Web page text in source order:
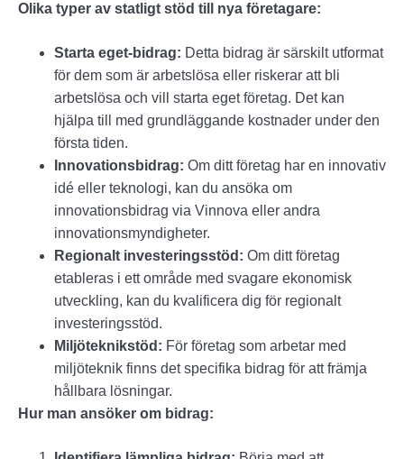
Olika typer av statligt stöd till nya företagare:
Starta eget-bidrag: Detta bidrag är särskilt utformat
för dem som är arbetslösa eller riskerar att bli
arbetslösa och vill starta eget företag. Det kan
hjälpa till med grundläggande kostnader under den
första tiden.
Innovationsbidrag: Om ditt företag har en innovativ
idé eller teknologi, kan du ansöka om
innovationsbidrag via Vinnova eller andra
innovationsmyndigheter.
Regionalt investeringsstöd: Om ditt företag
etableras i ett område med svagare ekonomisk
utveckling, kan du kvalificera dig för regionalt
investeringsstöd.
Miljöteknikstöd: För företag som arbetar med
miljöteknik finns det specifika bidrag för att främja
hållbara lösningar.
Hur man ansöker om bidrag: